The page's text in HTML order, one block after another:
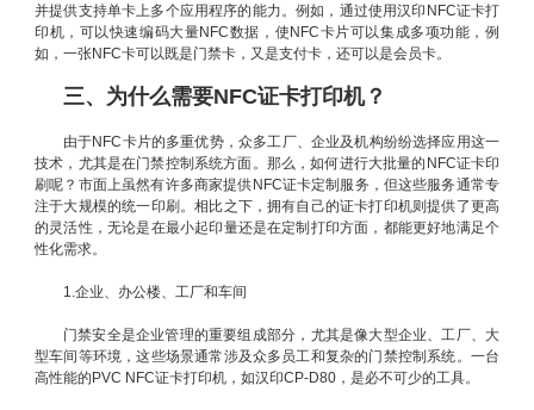
并提供支持单卡上多个应用程序的能力。例如，通过使用汉印NFC证卡打
印机，可以快速编码大量NFC数据，使NFC卡片可以集成多项功能，例
如，一张NFC卡可以既是门禁卡，又是支付卡，还可以是会员卡。
三、为什么需要NFC证卡打印机？
由于NFC卡片的多重优势，众多工厂、企业及机构纷纷选择应用这一
技术，尤其是在门禁控制系统方面。那么，如何进行大批量的NFC证卡印
刷呢？市面上虽然有许多商家提供NFC证卡定制服务，但这些服务通常专
注于大规模的统一印刷。相比之下，拥有自己的证卡打印机则提供了更高
的灵活性，无论是在最小起印量还是在定制打印方面，都能更好地满足个
性化需求。
1.企业、办公楼、工厂和车间
门禁安全是企业管理的重要组成部分，尤其是像大型企业、工厂、大
型车间等环境，这些场景通常涉及众多员工和复杂的门禁控制系统。一台
高性能的PVC NFC证卡打印机，如汉印CP-D80，是必不可少的工具。